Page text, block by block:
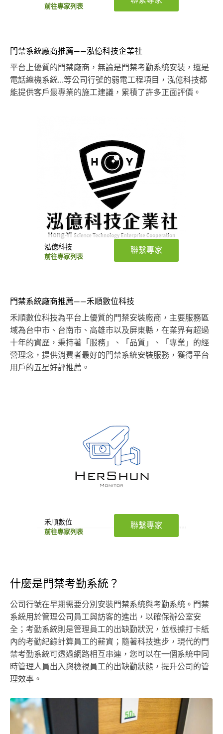
前往專家列表
門禁系統廠商推薦——泓億科技企業社
平台上優質的門禁廠商，無論是門禁考勤系統安裝，還是
電話總機系統…等公司行號的弱電工程項目，泓億科技都
能提供客戶最專業的施工建議，累積了許多正面評價。
泓億科技
前往專家列表
聯繫專家
門禁系統廠商推薦——禾順數位科技
禾順數位科技為平台上優質的門禁安裝廠商，主要服務區
域為台中市、台南市、高雄市以及屏東縣，在業界有超過
十年的資歷，秉持著「服務」、「品質」、「專業」的經
營理念，提供消費者最好的門禁系統安裝服務，獲得平台
用戶的五星好評推薦。
禾順數位
前往專家列表
聯繫專家
什麼是門禁考勤系統？
公司行號在早期需要分別安裝門禁系統與考勤系統。門禁
系統用於管理公司員工與訪客的進出，以確保辦公室安
全；考勤系統則是管理員工的出缺勤狀況，並根據打卡紙
內的考勤紀錄計算員工的薪資；隨著科技進步，現代的門
禁考勤系統可透過網路相互串連，您可以在一個系統中同
時管理人員出入與檢視員工的出缺勤狀態，提升公司的管
理效率。